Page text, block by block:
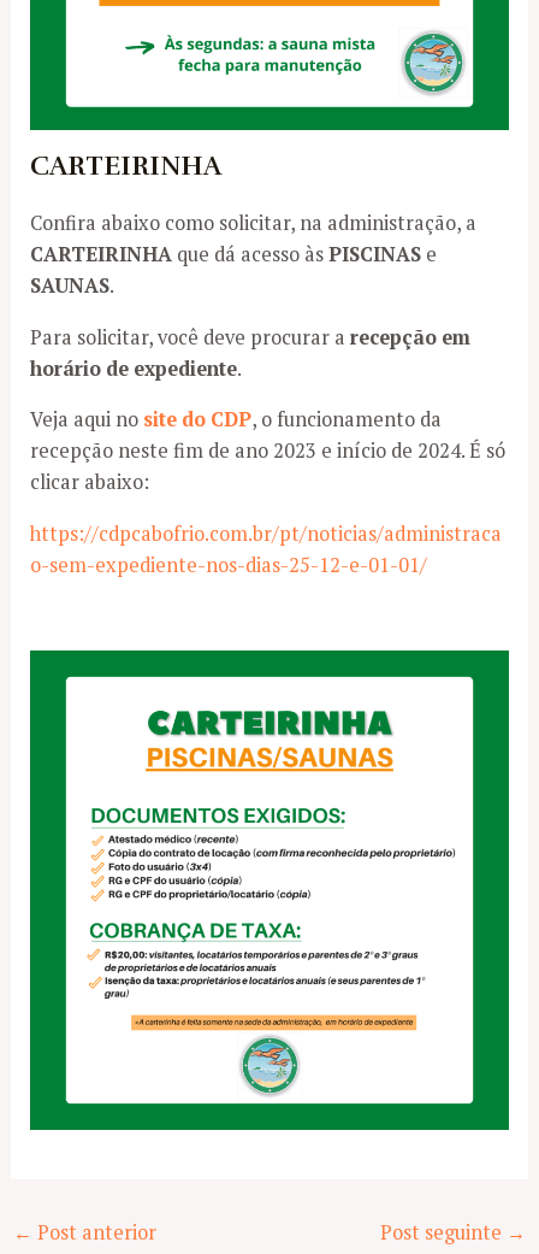
CARTEIRINHA
Confira abaixo como solicitar, na administração, a
CARTEIRINHA que dá acesso àsPISCINAS e
SAUNAS.
Para solicitar, você deve procurar a recepção em
horário de expediente.
Veja aqui no site do CDP, o funcionamento da
recepção neste fim de ano 2023 e início de 2024. É só
clicar abaixo:
https://cdpcabofrio.com.br/pt/noticias/administraca
o-sem-expediente-nos-dias-25-12-e-01-01/
Post
← Post anterior Post seguinte →